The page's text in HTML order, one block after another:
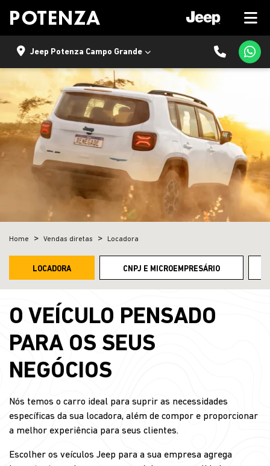
Jeep Potenza Campo Grande
Home Vendas diretas Locadora
CNPJ E MICROEMPRESÁRIO
LOCADORA
O VEÍCULO PENSADO
PARA OS SEUS
NEGÓCIOS
Nós temos o carro ideal para suprir as necessidades
específicas da sua locadora, além de compor e proporcionar
a melhor experiência para seus clientes.
Escolher os veículos Jeep para a sua empresa agrega